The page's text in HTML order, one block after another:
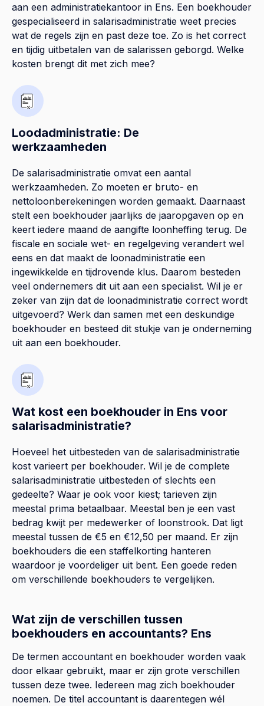
aan een administratiekantoor in Ens. Een boekhouder
gespecialiseerd in salarisadministratie weet precies
wat de regels zijn en past deze toe. Zo is het correct
en tijdig uitbetalen van de salarissen geborgd. Welke
kosten brengt dit met zich mee?
Loodadministratie: De
werkzaamheden
De salarisadministratie omvat een aantal
werkzaamheden. Zo moeten er bruto- en
nettoloonberekeningen worden gemaakt. Daarnaast
stelt een boekhouder jaarlijks de jaaropgaven op en
keert iedere maand de aangifte loonheffing terug. De
fiscale en sociale wet- en regelgeving verandert wel
eens en dat maakt de loonadministratie een
ingewikkelde en tijdrovende klus. Daarom besteden
veel ondernemers dit uit aan een specialist. Wil je er
zeker van zijn dat de loonadministratie correct wordt
uitgevoerd? Werk dan samen met een deskundige
boekhouder en besteed dit stukje van je onderneming
uit aan een boekhouder.
Wat kost een boekhouder in Ens voor
salarisadministratie?
Hoeveel het uitbesteden van de salarisadministratie
kost varieert per boekhouder. Wil je de complete
salarisadministratie uitbesteden of slechts een
gedeelte? Waar je ook voor kiest; tarieven zijn
meestal prima betaalbaar. Meestal ben je een vast
bedrag kwijt per medewerker of loonstrook. Dat ligt
meestal tussen de €5 en €12,50 per maand. Er zijn
boekhouders die een staffelkorting hanteren
waardoor je voordeliger uit bent. Een goede reden
om verschillende boekhouders te vergelijken.
Wat zijn de verschillen tussen
boekhouders en accountants? Ens
De termen accountant en boekhouder worden vaak
door elkaar gebruikt, maar er zijn grote verschillen
tussen deze twee. Iedereen mag zich boekhouder
noemen. De titel accountant is daarentegen wél